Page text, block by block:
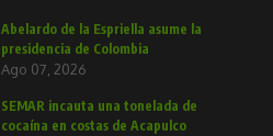
Abelardo de la Espriella asume la
presidencia de Colombia
Ago 07, 2026
SEMAR incauta una tonelada de
cocaína en costas de Acapulco